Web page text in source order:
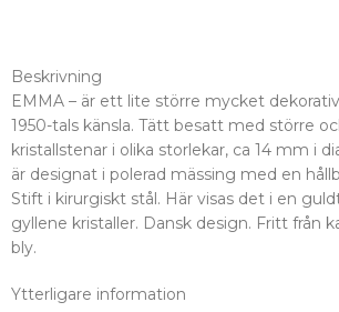
Beskrivning
EMMA – är ett lite större mycket
1950-tals känsla. Tätt besatt med större
kristallstenar i olika storlekar, ca 14 mm i
är designat i polerad mässing med en
Stift i kirurgiskt stål. Här visas det i en
gyllene kristaller. Dansk design. Fritt från
bly.
Ytterligare information